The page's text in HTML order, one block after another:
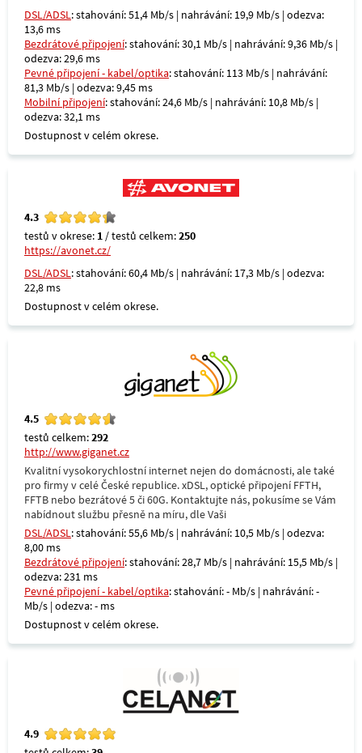
DSL/ADSL: stahování: 51,4 Mb/s | nahrávání: 19,9 Mb/s | odezva:
13,6 ms
Bezdrátové připojení: stahování: 30,1 Mb/s | nahrávání: 9,36 Mb/s |
odezva: 29,6 ms
Pevné připojení - kabel/optika: stahování: 113 Mb/s | nahrávání:
81,3 Mb/s | odezva: 9,45 ms
Mobilní připojení: stahování: 24,6 Mb/s | nahrávání: 10,8 Mb/s |
odezva: 32,1 ms
Dostupnost v celém okrese.
4.3
testů v okrese: 1 / testů celkem:250
https://avonet.cz/
DSL/ADSL: stahování: 60,4 Mb/s | nahrávání: 17,3 Mb/s | odezva:
22,8 ms
Dostupnost v celém okrese.
4.5
testů celkem:292
http://www.giganet.cz
Kvalitní vysokorychlostní internet nejen do domácnosti, ale také
pro firmy v celé České republice. xDSL, optické připojení FFTH,
FFTB nebo bezrátové 5 či 60G. Kontaktujte nás, pokusíme se Vám
nabídnout službu přesně na míru, dle Vaši
DSL/ADSL: stahování: 55,6 Mb/s | nahrávání: 10,5 Mb/s | odezva:
8,00 ms
Bezdrátové připojení: stahování: 28,7 Mb/s | nahrávání: 15,5 Mb/s |
odezva: 231 ms
Pevné připojení - kabel/optika: stahování: - Mb/s | nahrávání: -
Mb/s | odezva: - ms
Dostupnost v celém okrese.
4.9